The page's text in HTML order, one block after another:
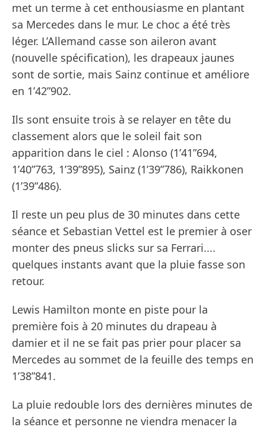
met un terme à cet enthousiasme en plantant
sa Mercedes dans le mur. Le choc a été très
léger. L’Allemand casse son aileron avant
(nouvelle spécification), les drapeaux jaunes
sont de sortie, mais Sainz continue et améliore
en 1’42”902.
Ils sont ensuite trois à se relayer en tête du
classement alors que le soleil fait son
apparition dans le ciel : Alonso (1’41”694,
1’40”763, 1’39”895), Sainz (1’39”786), Raikkonen
(1’39”486).
Il reste un peu plus de 30 minutes dans cette
séance et Sebastian Vettel est le premier à oser
monter des pneus slicks sur sa Ferrari....
quelques instants avant que la pluie fasse son
retour.
Lewis Hamilton monte en piste pour la
première fois à 20 minutes du drapeau à
damier et il ne se fait pas prier pour placer sa
Mercedes au sommet de la feuille des temps en
1’38”841.
La pluie redouble lors des dernières minutes de
la séance et personne ne viendra menacer la